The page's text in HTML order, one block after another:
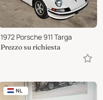
1972 Porsche 911 Targa
Prezzo su richiesta
NL